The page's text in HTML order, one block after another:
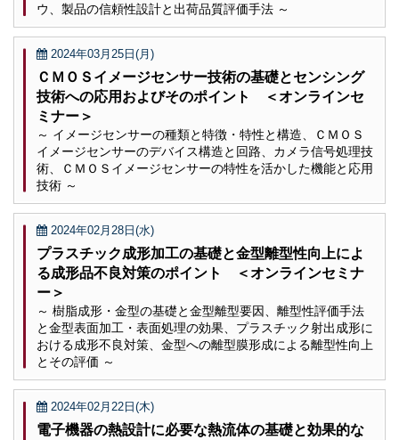
ウ、製品の信頼性設計と出荷品質評価手法 ～
2024年03月25日(月)
ＣＭＯＳイメージセンサー技術の基礎とセンシング
技術への応用およびそのポイント ＜オンラインセ
ミナー＞
～ イメージセンサーの種類と特徴・特性と構造、ＣＭＯＳ
イメージセンサーのデバイス構造と回路、カメラ信号処理技
術、ＣＭＯＳイメージセンサーの特性を活かした機能と応用
技術 ～
2024年02月28日(水)
プラスチック成形加工の基礎と金型離型性向上によ
る成形品不良対策のポイント ＜オンラインセミナ
ー＞
～ 樹脂成形・金型の基礎と金型離型要因、離型性評価手法
と金型表面加工・表面処理の効果、プラスチック射出成形に
おける成形不良対策、金型への離型膜形成による離型性向上
とその評価 ～
2024年02月22日(木)
電子機器の熱設計に必要な熱流体の基礎と効果的な